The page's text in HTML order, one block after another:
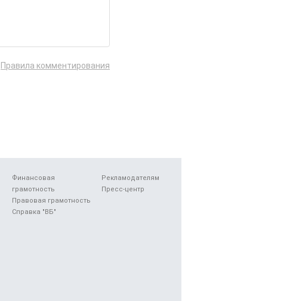
Правила комментирования
Финансовая
грамотность
Правовая грамотность
Справка "ВБ"
Рекламодателям
Пресс-центр